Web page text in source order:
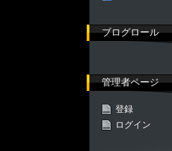
ブログロール
管理者ページ
登録
ログイン